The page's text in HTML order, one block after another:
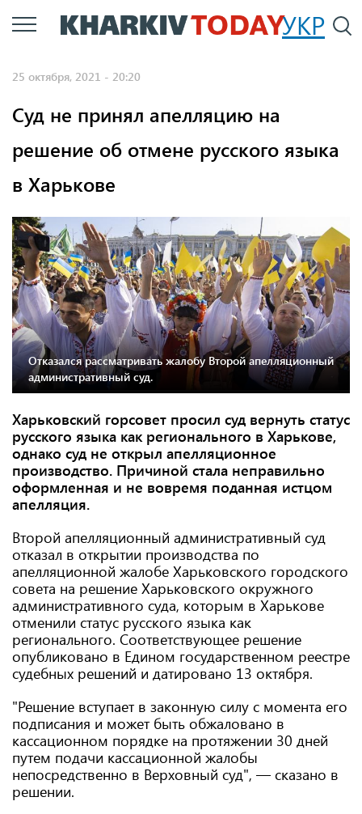
Перейти
к
УКР
25 октября, 2021 - 20:20
Суд не принял апелляцию на
решение об отмене русского языка
в Харькове
Отказался рассматривать жалобу Второй апелляционный
административный суд.
Харьковский горсовет просил суд вернуть статус
русского языка как регионального в Харькове,
однако суд не открыл апелляционное
производство. Причиной стала неправильно
оформленная и не вовремя поданная истцом
апелляция.
Второй апелляционный административный суд
отказал в открытии производства по
апелляционной жалобе Харьковского городского
совета на решение Харьковского окружного
административного суда, которым в Харькове
отменили статус русского языка как
регионального. Соответствующее решение
опубликовано в Едином государственном реестре
судебных решений и датировано 13 октября.
"Решение вступает в законную силу с момента его
подписания и может быть обжаловано в
кассационном порядке на протяжении 30 дней
путем подачи кассационной жалобы
непосредственно в Верховный суд", — сказано в
решении.